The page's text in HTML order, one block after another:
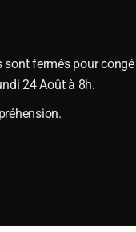
sont fermés pour
24 Août à 8h.